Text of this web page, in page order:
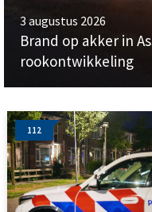
3 augustus 2026
Brand op akker in
rookontwikkeling
112